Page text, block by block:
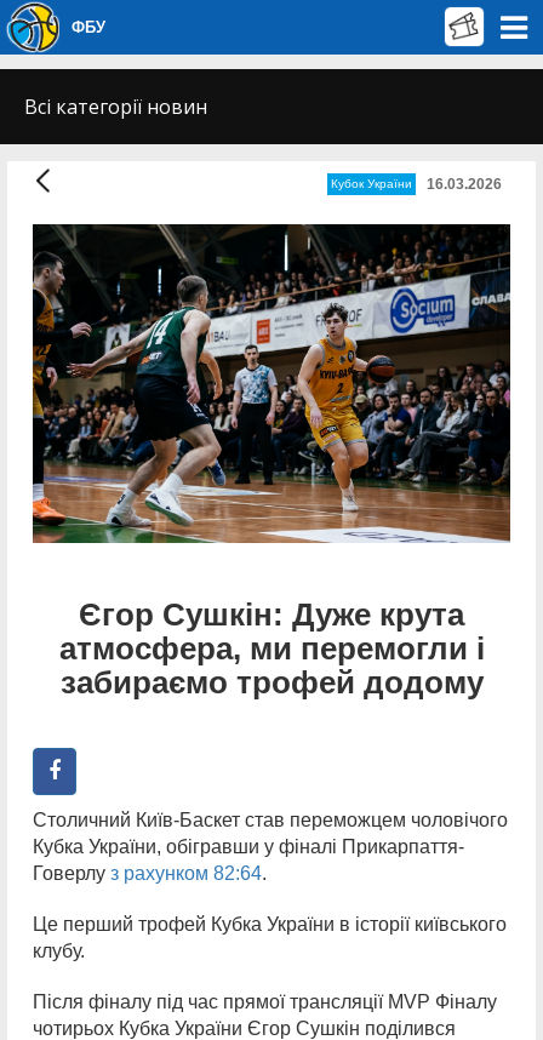
ФБУ
Всі категорії новин
Кубок України 16.03.2026
Єгор Сушкін: Дуже крута
атмосфера, ми перемогли і
забираємо трофей додому
Столичний Київ-Баскет став переможцем чоловічого
Кубка України, обігравши у фіналі Прикарпаття-
Говерлу з рахунком 82:64.
Це перший трофей Кубка України в історії київського
клубу.
Після фіналу під час прямої трансляції MVP Фіналу
чотирьох Кубка України Єгор Сушкін поділився